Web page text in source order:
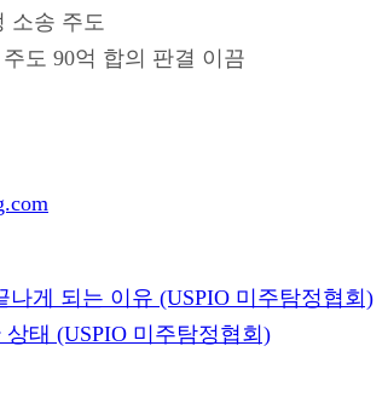
소송 주도
도 90억 합의 판결 이끔
게 되는 이유 (USPIO 미주탐정협회)
태 (USPIO 미주탐정협회)